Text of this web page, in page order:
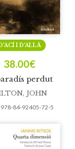
perdut
I D’ALLÀ
38.00€
JOHN
978-84-92405-72-5